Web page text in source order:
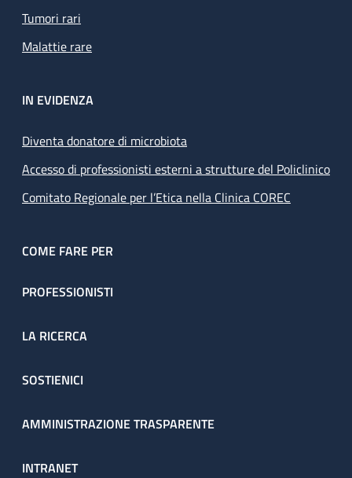
Tumori rari
Malattie rare
IN EVIDENZA
Diventa donatore di microbiota
Accesso di professionisti esterni a strutture del Policlinico
Comitato Regionale per l’Etica nella Clinica COREC
COME FARE PER
PROFESSIONISTI
LA RICERCA
SOSTIENICI
AMMINISTRAZIONE TRASPARENTE
INTRANET